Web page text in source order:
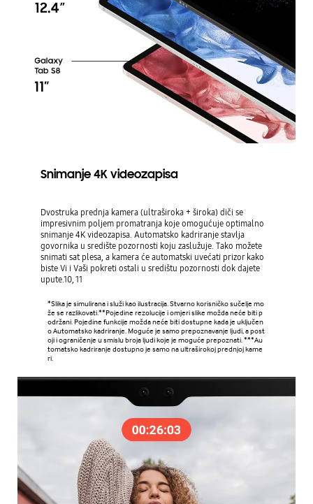
Snimanje 4K videozapisa
Dvostruka prednja kamera (ultraširoka + široka) diči se
impresivnim poljem promatranja koje omogućuje optimalno
snimanje 4K videozapisa. Automatsko kadriranje stavlja
govornika u središte pozornosti koju zaslužuje. Tako možete
snimati sat plesa, a kamera će automatski uvećati prizor kako
biste Vi i Vaši pokreti ostali u središtu pozornosti dok dajete
upute.10, 11
*Slika je simulirana i služi kao ilustracija. Stvarno korisničko sučelje mo
že se razlikovati.**Pojedine rezolucije i omjeri slike možda neće biti p
održani. Pojedine funkcije možda neće biti dostupne kada je uključen
o Automatsko kadriranje. Moguće je samo prepoznavanje ljudi, a post
oji i ograničenje u smislu broja ljudi koje je moguće prepoznati. ***Au
tomatsko kadriranje dostupno je samo na ultraširokoj prednjoj kame
ri.